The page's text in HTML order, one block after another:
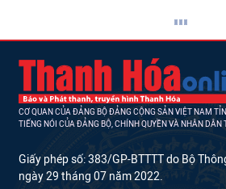
CƠ QUAN CỦA ĐẢNG BỘ ĐẢNG CỘNG SẢN VIỆT NAM
TIẾNG NÓI CỦA ĐẢNG BỘ, CHÍNH QUYỀN VÀ NHÂN DÂN
Giấy phép số: 383/GP-BTTTT do Bộ
ngày 29 tháng 07 năm 2022.